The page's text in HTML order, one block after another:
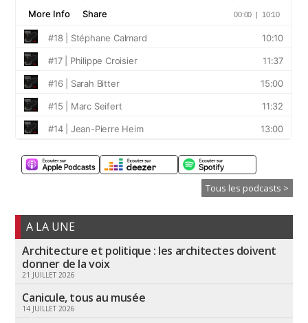
Tous les podcasts >
A LA UNE
Architecture et politique : les architectes doivent
donner de la voix
21 JUILLET 2026
Canicule, tous au musée
14 JUILLET 2026